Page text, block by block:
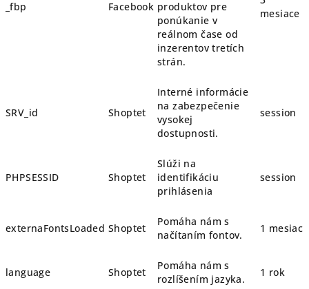
_fbp Facebook produktov pre
ponúkanie v
reálnom čase od
inzerentov tretích
strán.
mesiace
SRV_id Shoptet
Interné informácie
na zabezpečenie
vysokej
dostupnosti.
session
PHPSESSID Shoptet
Slúži na
identifikáciu
prihlásenia
session
externaFontsLoaded Shoptet
Pomáha nám s
načítaním fontov.
1 mesiac
language Shoptet
Pomáha nám s
rozlíšením jazyka.
1 rok